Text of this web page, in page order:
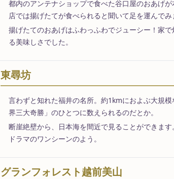
都内のアンテナショップで食べた谷口屋のおあげ
店では揚げたてが食べられると聞いて足を運んでみ
揚げたてのおあげはふわっふわでジューシー！家
る美味しさでした。
東尋坊
言わずと知れた福井の名所。約1kmにおよぶ大規
界三大奇勝」のひとつに数えられるのだとか。
断崖絶壁から、日本海を間近で見ることができます
ドラマのワンシーンのよう。
グランフォレスト越前美山